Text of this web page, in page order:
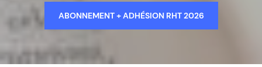
ABONNEMENT + ADHÉSION RHT 2026